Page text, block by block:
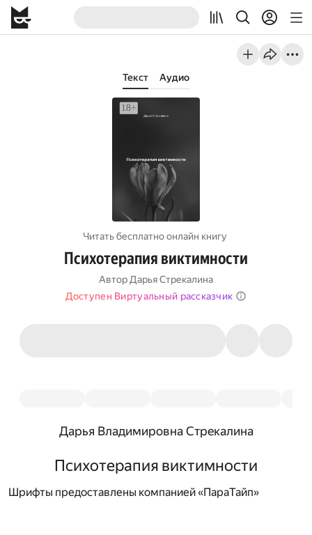
Текст Аудио
Читать бесплатно онлайн книгу
Психотерапия виктимности
Автор Дарья Стрекалина
Доступен Виртуальный рассказчик
Дарья Владимировна Стрекалина
Психотерапия виктимности
Шрифты предоставлены компанией «ПараТайп»